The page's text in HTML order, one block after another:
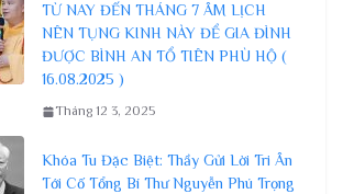
TỪ NAY ĐẾN THÁNG 7 ÂM LỊCH
NÊN TỤNG KINH NÀY ĐỂ GIA ĐÌNH
ĐƯỢC BÌNH AN TỔ TIÊN PHÙ HỘ (
16.08.2025 )
Tháng 12 3, 2025
Khóa Tu Đặc Biệt: Thầy Gửi Lời Tri Ân
Tới Cố Tổng Bí Thư Nguyễn Phú Trọng